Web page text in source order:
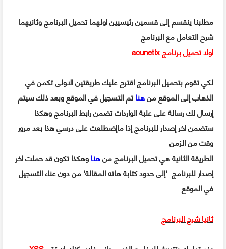
مطلبنا ينقسم إلى قسمين رئيسيين اولهما تحميل البرنامج وثانيهما
شرح التعامل مع البرنامج
acunetixاولا تحميل برنامج
لكي تقوم بتحميل البرنامج اقترح عليك طريقتين الاولى تكمن في
الذهاب إلى الموقع منهناتم التسجيل في الموقع وبعد ذلك سيتم
إرسال لك رسالة على علبة الواردات تضمن رابط البرنامج وهكذا
ستضمن اخر إصدار للبرنامج إذا ماإضطلعت على درسي هذا بعد مرور
وقت من الزمن
الطريقة الثانية هي تحميل البرنامج منهناوهكذا تكون قد حملت اخر
إصدار للبرنامج 'إلى حدود كتابة هاته المقالة' من دون عناء التسجيل
في الموقع
ثانيا شرح البرنامج